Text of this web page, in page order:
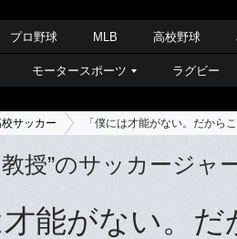
プロ野球 MLB 高校野球
モータースポーツ ラグビー
サッカー 「僕には才能がない。だから
授”のサッカージャ
才能がない。